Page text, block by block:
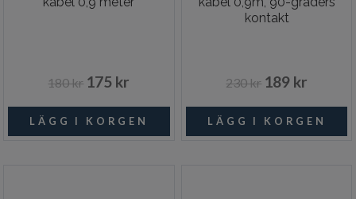
180 kr 175 kr
kontakt
230 kr 189 kr